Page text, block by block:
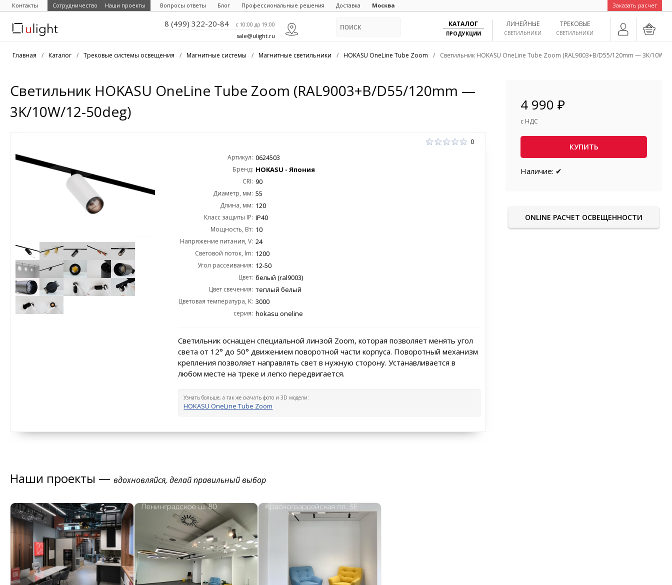
Контакты Сотрудничество Наши проекты Вопросы ответы Блог Профессиональные решения Доставка Москва Заказать расчет
8 (499) 322-20-84 c 10:00 до 19:00
sale@ulight.ru
ТРЕКОВЫЕ
СВЕТИЛЬНИКИ
ЛИНЕЙНЫЕ
СВЕТИЛЬНИКИ
КАТАЛОГ
ПРОДУКЦИИ
Главная / Каталог / Трековые системы освещения / Магнитные системы / Магнитные светильники / HOKASU OneLine Tube Zoom / Светильник HOKASU OneLine Tube Zoom (RAL9003+B/D55/120mm — 3K/10W/
Светильник HOKASU OneLine Tube Zoom (RAL9003+B/D55/120mm —
3K/10W/12-50deg)
0
Артикул: 0624503
Бренд: HOKASU - Япония
CRI: 90
Диаметр, мм: 55
Длина, мм: 120
Класс защиты IP: IP40
Мощность, Вт: 10
Напряжение питания, V: 24
Световой поток, lm: 1200
Угол рассеивания: 12-50
Цвет: белый (ral9003)
Цвет свечения: теплый белый
Цветовая температура, K: 3000
серия: hokasu oneline
Светильник оснащен специальной линзой Zoom, которая позволяет менять угол
света от 12° до 50° движением поворотной части корпуса. Поворотный механизм
крепления позволяет направлять свет в нужную сторону. Устанавливается в
любом месте на треке и легко передвигается.
Узнать больше, а так же скачать фото и 3D модели:
HOKASU OneLine Tube Zoom
4 990 ₽
с НДС
КУПИТЬ
Наличие: ✔
ONLINE РАСЧЕТ ОСВЕЩЕННОСТИ
Наши проекты — вдохновляйся, делай правильный выбор